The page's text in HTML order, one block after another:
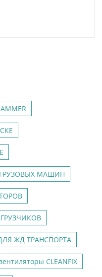
МАШИН
ЖД ТРАНСПОРТА
CLEANFIX